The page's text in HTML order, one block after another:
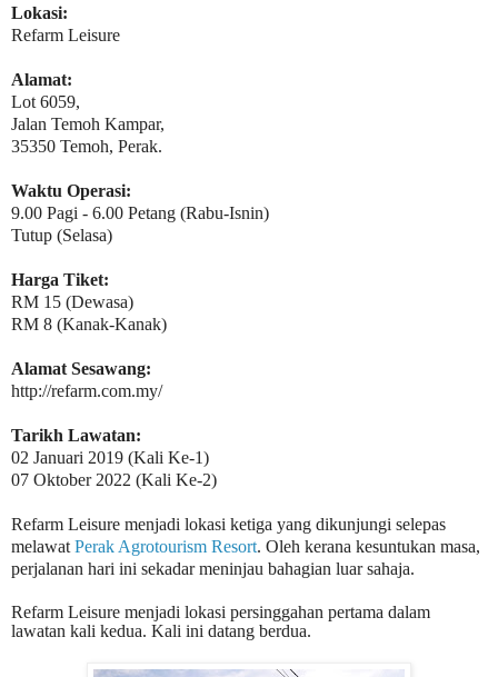
Lokasi:
Refarm Leisure
Alamat:
Lot 6059,
Jalan Temoh Kampar,
35350 Temoh, Perak.
Waktu Operasi:
9.00 Pagi - 6.00 Petang (Rabu-Isnin)
Tutup (Selasa)
Harga Tiket:
RM 15 (Dewasa)
RM 8 (Kanak-Kanak)
Alamat Sesawang:
http://refarm.com.my/
Tarikh Lawatan:
02 Januari 2019 (Kali Ke-1)
07 Oktober 2022 (Kali Ke-2)
Refarm Leisure menjadi lokasi ketiga yang dikunjungi selepas
melawat Perak Agrotourism Resort. Oleh kerana kesuntukan masa,
perjalanan hari ini sekadar meninjau bahagian luar sahaja.
Refarm Leisure menjadi lokasi persinggahan pertama dalam
lawatan kali kedua. Kali ini datang berdua.